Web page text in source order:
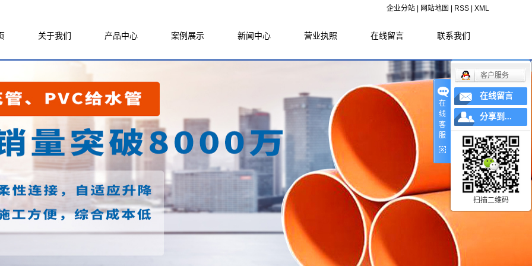
企业分站 网站地图 RSS XML
关于我们
公司简介
联系我们
资质档案
产品中心
CPVC电力管
MPP电力管
电力梅花管
给水管
案例展示
工程案例
新闻中心
公司新闻
技术知识
营业执照 在线留言 联系我们
在
线
客
服
客户服务
在线留言
分享到...
扫描二维码